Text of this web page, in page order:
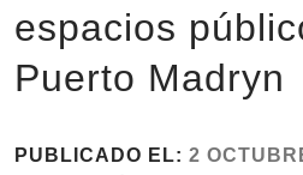
espacios
Puerto Madryn
PUBLICADO EL: 2